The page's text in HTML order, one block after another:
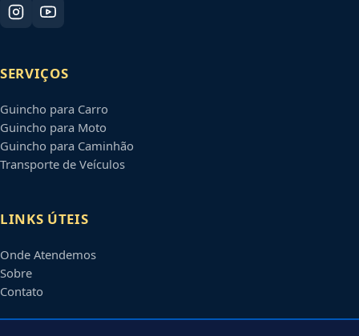
SERVIÇOS
Guincho para Carro
Guincho para Moto
Guincho para Caminhão
Transporte de Veículos
LINKS ÚTEIS
Onde Atendemos
Sobre
Contato